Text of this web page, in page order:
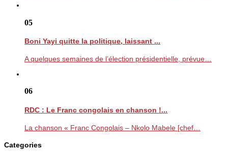
05
Boni Yayi quitte la politique, laissant ...
A quelques semaines de l’élection présidentielle, prévue…
06
RDC : Le Franc congolais en chanson !...
La chanson « Franc Congolais – Nkolo Mabele [chef…
Categories